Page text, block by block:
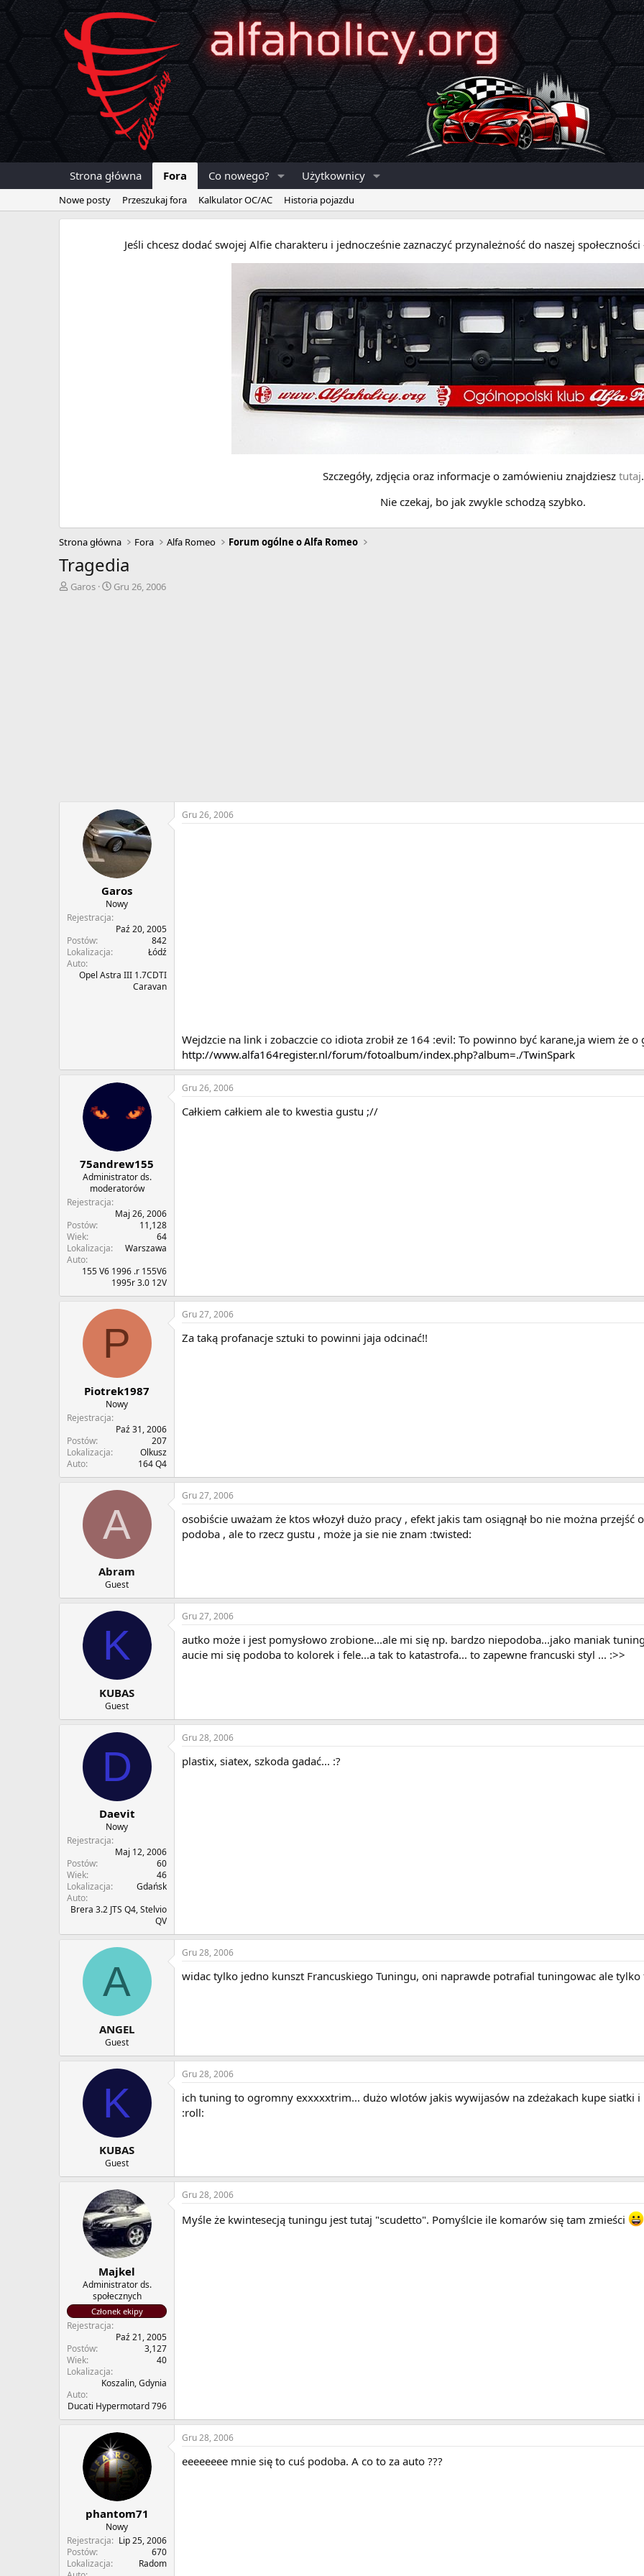
Strona główna Fora Co nowego? Użytkownicy
Nowe posty Przeszukaj fora Kalkulator OC/AC Historia pojazdu
Jeśli chcesz dodać swojej Alfie charakteru i jednocześnie zaznaczyć przynależność do naszej
Szczegóły, zdjęcia oraz informacje o zamówieniu znajdziesz tutaj.
Nie czekaj, bo jak zwykle schodzą szybko.
Strona główna Fora Alfa Romeo Forum ogólne o Alfa Romeo
Tragedia
A
Garos
D
Gru 26, 2006
Garos
Nowy
Rejestracja
Paź 20, 2005
Postów
842
Lokalizacja
Łódź
Auto
Opel Astra III 1.7CDTI
Caravan
Gru 26, 2006
Wejdzcie na link i zobaczcie co idiota zrobił ze 164 :evil: To powinno być karane,ja wiem że
http://www.alfa164register.nl/forum/fotoalbum/index.php?album=./TwinSpark
75andrew155
Administrator ds.
moderatorów
Rejestracja
Maj 26, 2006
Postów
11,128
Wiek
64
Lokalizacja
Warszawa
Auto
155 V6 1996 .r 155V6
1995r 3.0 12V
Gru 26, 2006
Całkiem całkiem ale to kwestia gustu ;//
P
Piotrek1987
Nowy
Rejestracja
Paź 31, 2006
Postów
207
Lokalizacja
Olkusz
Auto
164 Q4
Gru 27, 2006
Za taką profanacje sztuki to powinni jaja odcinać!!
A
Abram
Guest
Gru 27, 2006
osobiście uważam że ktos włozył dużo pracy , efekt jakis tam osiągnął bo nie można
podoba , ale to rzecz gustu , może ja sie nie znam :twisted:
K
KUBAS
Guest
Gru 27, 2006
autko może i jest pomysłowo zrobione...ale mi się np. bardzo niepodoba...jako maniak
aucie mi się podoba to kolorek i fele...a tak to katastrofa... to zapewne francuski styl ... :>>
D
Daevit
Nowy
Rejestracja
Maj 12, 2006
Postów
60
Wiek
46
Lokalizacja
Gdańsk
Auto
Brera 3.2 JTS Q4, Stelvio
QV
Gru 28, 2006
plastix, siatex, szkoda gadać... :?
A
ANGEL
Guest
Gru 28, 2006
widac tylko jedno kunszt Francuskiego Tuningu, oni naprawde potrafial tuningowac ale tylko
K
KUBAS
Guest
Gru 28, 2006
ich tuning to ogromny exxxxxtrim... dużo wlotów jakis wywijasów na zdeżakach kupe siatki i
:roll:
Majkel
Administrator ds.
społecznych
Członek ekipy
Rejestracja
Paź 21, 2005
Postów
3,127
Wiek
40
Lokalizacja
Koszalin, Gdynia
Auto
Ducati Hypermotard 796
Gru 28, 2006
Myśle że kwintesecją tuningu jest tutaj "scudetto". Pomyślcie ile komarów się tam zmieści
phantom71
Nowy
Rejestracja
Lip 25, 2006
Postów
670
Lokalizacja
Radom
Gru 28, 2006
eeeeeeee mnie się to cuś podoba. A co to za auto ???